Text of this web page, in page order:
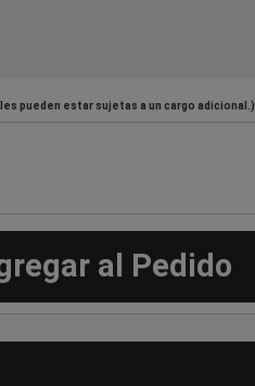
pueden estar sujetas a un cargo adicional.)
al Pedido